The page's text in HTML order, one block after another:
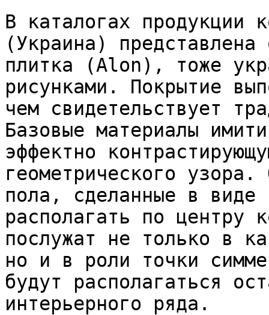
В каталогах продукции
(Украина) представлена
плитка (Alon), тоже
рисунками. Покрытие
чем свидетельствует
Базовые материалы
эффектно
геометрического узора.
пола, сделанные в виде
располагать по центру
послужат не только в
но и в роли точки
будут располагаться
интерьерного ряда.